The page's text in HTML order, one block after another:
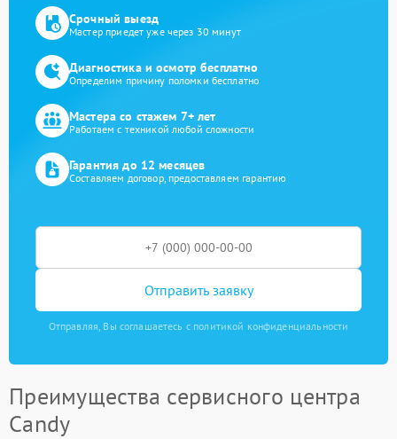
Срочный выезд
Мастер приедет уже через 30 минут
Диагностика и осмотр бесплатно
Определим причину поломки бесплатно
Мастера со стажем 7+ лет
Работаем с техникой любой сложности
Гарантия до 12 месяцев
Составляем договор, предоставляем гарантию
Отправить заявку
Отправляя, Вы соглашаетесь с политикой конфиденциальности
Преимущества сервисного центра
Candy